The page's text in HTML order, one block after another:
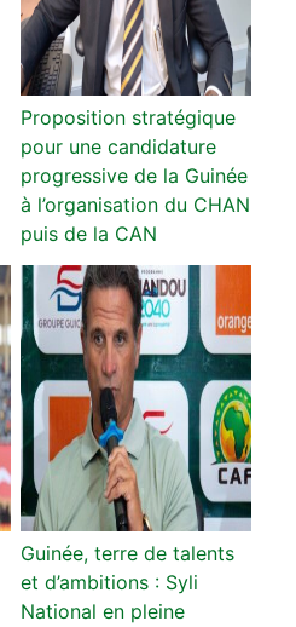
Proposition stratégique
pour une candidature
progressive de la Guinée
à l’organisation du CHAN
puis de la CAN
Guinée, terre de talents
et d’ambitions : Syli
National en pleine